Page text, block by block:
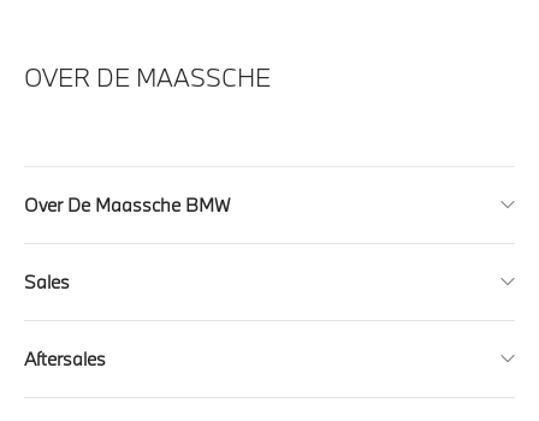
OVER DE MAASSCHE
Over De Maassche BMW
Sales
Aftersales